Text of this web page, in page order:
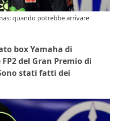
quando potrebbe arrivare
box Yamaha di
del Gran Premio di
stati fatti dei